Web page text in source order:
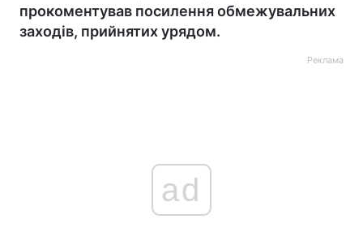
прокоментував посилення обмежувальних
заходів, прийнятих урядом.
Реклама
ad